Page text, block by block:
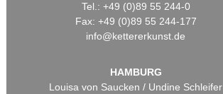
Tel.: +49 (0)89 55 244-0
Fax: +49 (0)89 55 244-177
info@kettererkunst.de
HAMBURG
Louisa von Saucken / Undine Schleifer